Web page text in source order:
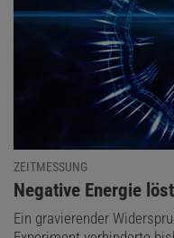
ZEITMESSUNG
:Negative Energie
Ein gravierender